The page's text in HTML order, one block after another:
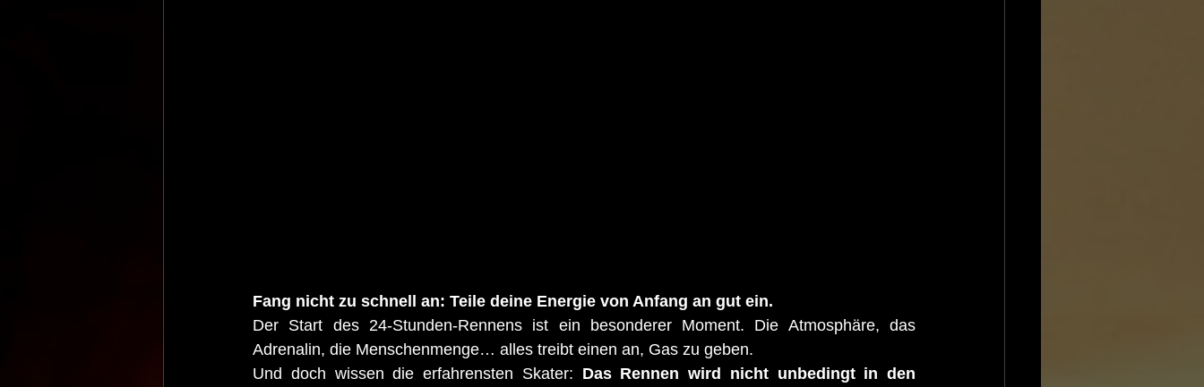
Fang nicht zu schnell an: Teile deine Energie von Anfang an gut ein.
Der Start des 24-Stunden-Rennens ist ein besonderer Moment. Die Atmosphäre, das
Adrenalin, die Menschenmenge… alles treibt einen an, Gas zu geben.
Und doch wissen die erfahrensten Skater: Das Rennen wird nicht unbedingt in den